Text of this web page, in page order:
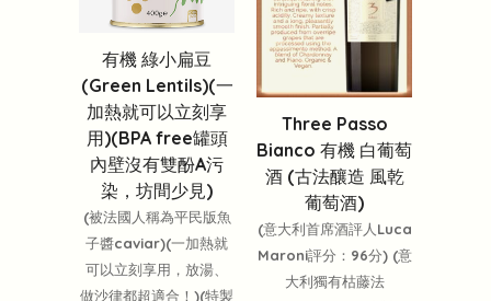
有機 綠小扁豆
(Green Lentils)(一
加熱就可以立刻享
用)(BPA free罐頭
內壁沒有雙酚A污
染，坊間少見)
(被法國人稱為平民版魚
子醬caviar)(一加熱就
可以立刻享用，放湯、
做沙律都超適合！)(特製
Three Passo
Bianco 有機 白葡萄
酒 (古法釀造 風乾
葡萄酒)
(意大利首席酒評人Luca
Maroni評分：96分) (意
大利獨有枯藤法